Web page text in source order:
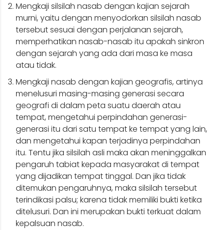
Mengkaji silsilah nasab dengan kajian sejarah
murni, yaitu dengan menyodorkan silsilah nasab
tersebut sesuai dengan perjalanan sejarah,
memperhatikan nasab-nasab itu apakah sinkron
dengan sejarah yang ada dari masa ke masa
atau tidak.
Mengkaji nasab dengan kajian geografis, artinya
menelusuri masing-masing generasi secara
geografi di dalam peta suatu daerah atau
tempat, mengetahui perpindahan generasi-
generasi itu dari satu tempat ke tempat yang lain,
dan mengetahui kapan terjadinya perpindahan
itu. Tentu jika silsilah asli maka akan meninggalkan
pengaruh tabiat kepada masyarakat di tempat
yang dijadikan tempat tinggal. Dan jika tidak
ditemukan pengaruhnya, maka silsilah tersebut
terindikasi palsu; karena tidak memiliki bukti ketika
ditelusuri. Dan ini merupakan bukti terkuat dalam
kepalsuan nasab.